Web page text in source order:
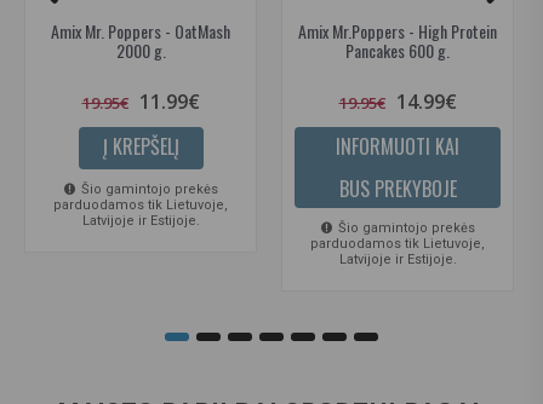
Amix Mr. Poppers - OatMash
2000 g.
19.95€ 11.99€
Į KREPŠELĮ
Šio gamintojo prekės
parduodamos tik Lietuvoje,
Latvijoje ir Estijoje.
Amix Mr.Poppers - High Protein
Pancakes 600 g.
19.95€ 14.99€
INFORMUOTI KAI
BUS PREKYBOJE
Šio gamintojo prekės
parduodamos tik Lietuvoje,
Latvijoje ir Estijoje.